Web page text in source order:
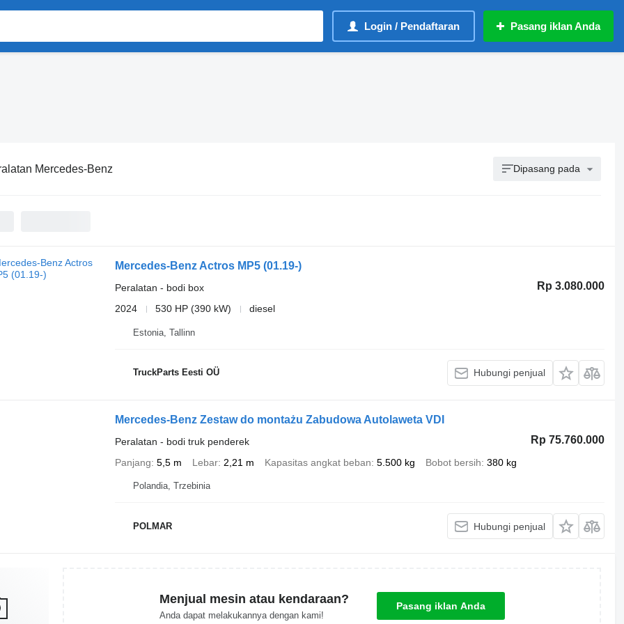
Login / Pendaftaran Pasang iklan Anda
Mercedes-Benz Dipasang pada
Mercedes-Benz Actros MP5 (01.19-)
Rp 3.080.000
Peralatan - bodi box
2024
530 HP (390 kW) diesel
Estonia, Tallinn
TruckParts Eesti OÜ Hubungi penjual
Mercedes-Benz Zestaw do montażu Zabudowa Autolaweta VDI
Rp 75.760.000
Peralatan - bodi truk penderek
Panjang 5,5 m Lebar 2,21 m Kapasitas angkat beban 5.500 kg Bobot bersih 380 kg
Polandia, Trzebinia
POLMAR Hubungi penjual
Menjual mesin atau kendaraan?
Anda dapat melakukannya dengan kami!
Pasang iklan Anda